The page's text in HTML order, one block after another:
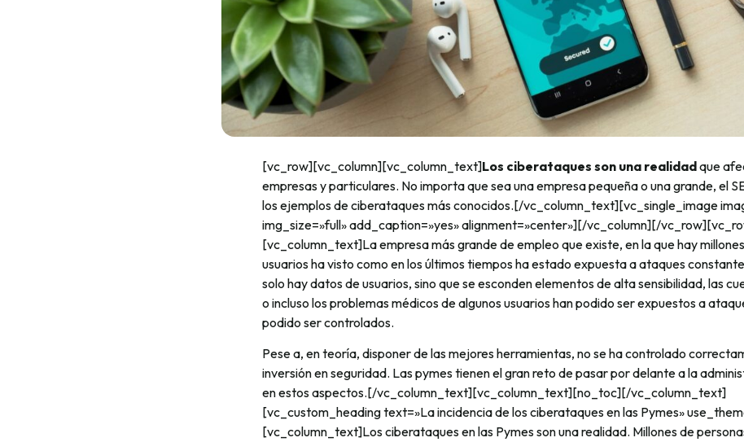
[vc_row][vc_column][vc_column_text]Los ciberataques son una realidadque
empresas y particulares. No importa que sea una empresa pequeña o una grande, el
los ejemplos de ciberataques más conocidos.[/vc_column_text][vc_single_image
img_size=»full» add_caption=»yes» alignment=»center»][/vc_column][/
[vc_column_text]La empresa más grande de empleo que existe, en la que hay
usuarios ha visto como en los últimos tiempos ha estado expuesta a ataques
solo hay datos de usuarios, sino que se esconden elementos de alta sensibilidad, las
o incluso los problemas médicos de algunos usuarios han podido ser expuestos a
podido ser controlados.
Pese a, en teoría, disponer de las mejores herramientas, no se ha controlado
inversión en seguridad. Las pymes tienen el gran reto de pasar por delante a la
en estos aspectos.[/vc_column_text][vc_column_text][no_toc][/vc_column_text]
[vc_custom_heading text=»La incidencia de los ciberataques en las Pymes»
[vc_column_text]Los ciberataques en las Pymes son una realidad. Millones de